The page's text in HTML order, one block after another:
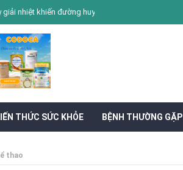
nhiệt khiến đường huyết tăng nhanh
THỨC SỨC KHỎE BỆNH THƯỜNG GẶP
thao